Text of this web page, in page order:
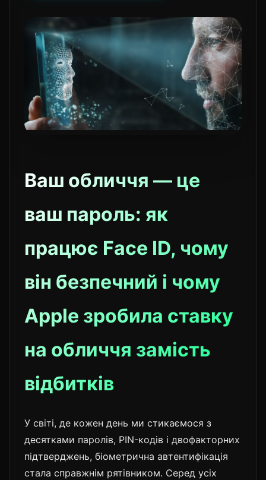
Ваш обличчя — це
ваш пароль: як
працює Face ID, чому
він безпечний і чому
Apple зробила ставку
на обличчя замість
відбитків
У світі, де кожен день ми стикаємося з
десятками паролів, PIN-кодів і двофакторних
підтверджень, біометрична автентифікація
стала справжнім рятівником. Серед усіх